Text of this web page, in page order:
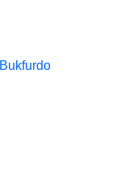
Bukfurdo